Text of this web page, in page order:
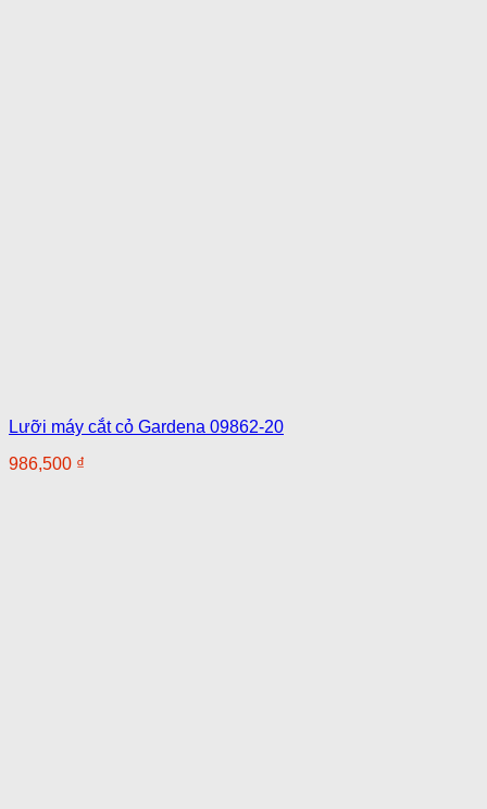
Lưỡi máy cắt cỏ Gardena 09862-20
986,500 ₫